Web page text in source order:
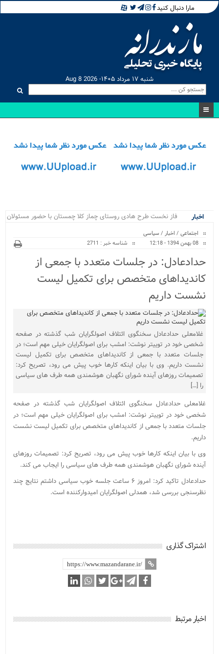
مارا دنبال کنید
شنبه ۱۷ مرداد ۱۴۰۵- Aug 8 2026
اخبار
ر_
اجتماعی / اخبار / سیاسی
08 بهمن 1394 - 12:18
شناسه خبر : 2711
حدادعادل: در جلسات متعدد با جمعی از
کاندیداهای متخصص برای تکمیل لیست
نشست داریم
غلامعلی حدادعادل سخنگوی ائتلاف اصولگرایان شب گذشته در صفحه
شخصی خود در توییتر نوشت: امشب برای اصولگرایان خیلی مهم است؛ در
جلسات متعدد با جمعی از کاندیداهای متخصص برای تکمیل لیست
نشست داریم. وی با بیان اینکه کارها خوب پیش می رود، تصریح کرد:
تصمیمات روزهای آینده شورای نگهبان هوشمندی همه طرف های سیاسی
را […]
غلامعلی حدادعادل سخنگوی ائتلاف اصولگرایان شب گذشته در صفحه
شخصی خود در توییتر نوشت: امشب برای اصولگرایان خیلی مهم است؛ در
جلسات متعدد با جمعی از کاندیداهای متخصص برای تکمیل لیست نشست
داریم.
وی با بیان اینکه کارها خوب پیش می رود، تصریح کرد: تصمیمات روزهای
آینده شورای نگهبان هوشمندی همه طرف های سیاسی را ایجاب می کند.
حدادعادل تاکید کرد: امروز ۶ ساعت جلسه خوب سیاسی داشتم نتایج چند
نظرسنجی بررسی شد، همدلی اصولگرایان امیدوارکننده است.
اشتراک گذاری
اخبار مرتبط